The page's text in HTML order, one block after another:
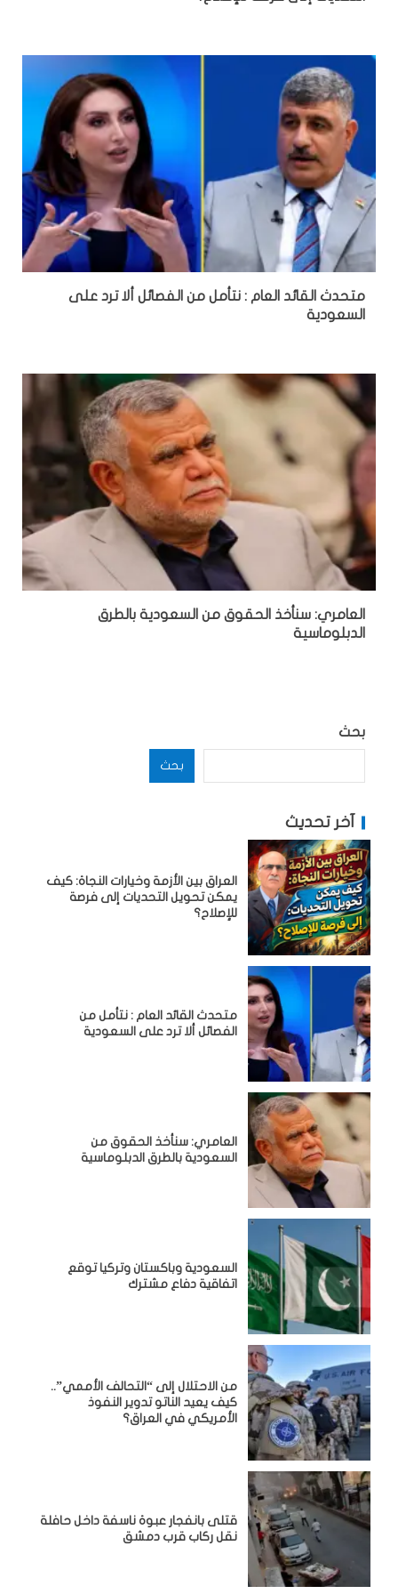
متحدث القائد العام : نتأمل من الفصائل ألا ترد على
السعودية
العامري: سنأخذ الحقوق من السعودية بالطرق
الدبلوماسية
بحث
بحث
آخر تحديث
العراق بين الأزمة وخيارات النجاة: كيف
يمكن تحويل التحديات إلى فرصة
للإصلاح؟
متحدث القائد العام : نتأمل من
الفصائل ألا ترد على السعودية
العامري: سنأخذ الحقوق من
السعودية بالطرق الدبلوماسية
السعودية وباكستان وتركيا توقع
اتفاقية دفاع مشترك
من الاحتلال إلى “التحالف الأممي”..
كيف يعيد الناتو تدوير النفوذ
الأمريكي في العراق؟
قتلى بانفجار عبوة ناسفة داخل حافلة
نقل ركاب قرب دمشق